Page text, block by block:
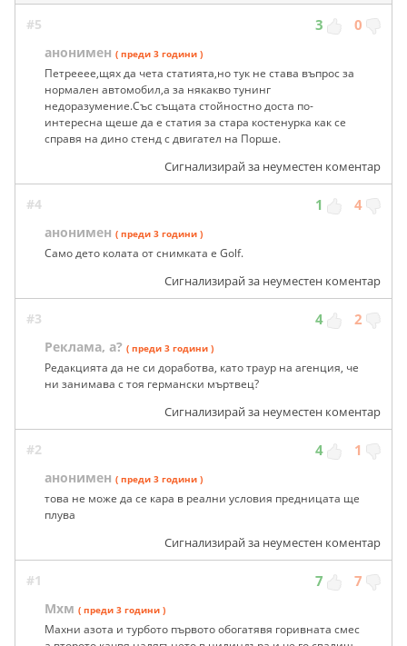
#5 3 0
анонимен ( преди 3 години )
Петрееее,щях да чета статията,но тук не става въпрос за
нормален автомобил,а за някакво тунинг
недоразумение.Със същата стойностно доста по-
интересна щеше да е статия за стара костенурка как се
справя на дино стенд с двигател на Порше.
Сигнализирай за неуместен коментар
#4 1 4
анонимен ( преди 3 години )
Само дето колата от снимката е Golf.
Сигнализирай за неуместен коментар
#3 4 2
Реклама, а? ( преди 3 години )
Редакцията да не си доработва, като траур на агенция, че
ни занимава с тоя германски мъртвец?
Сигнализирай за неуместен коментар
#2 4 1
анонимен ( преди 3 години )
това не може да се кара в реални условия предницата ще
плува
Сигнализирай за неуместен коментар
#1 7 7
Мхм ( преди 3 години )
Махни азота и турбото първото обогатявя горивната смес